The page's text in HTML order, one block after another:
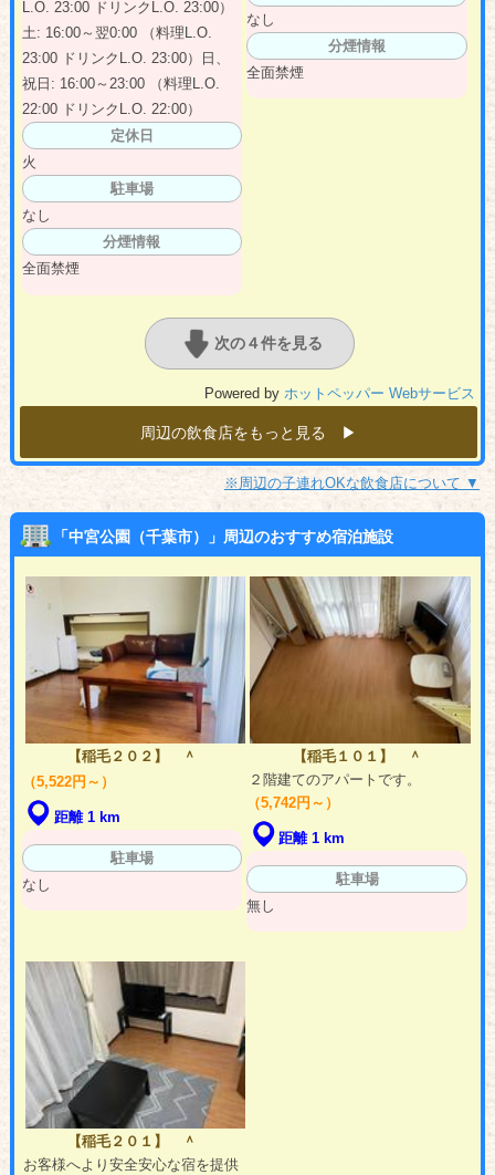
L.O. 23:00 ドリンクL.O. 23:00）
土: 16:00～翌0:00 （料理L.O.
23:00 ドリンクL.O. 23:00）日、
祝日: 16:00～23:00 （料理L.O.
22:00 ドリンクL.O. 22:00）
定休日
火
駐車場
なし
分煙情報
全面禁煙
なし
分煙情報
全面禁煙
次の４件を見る
Powered by ホットペッパー Webサービス
周辺の飲食店をもっと見る ▶︎
※周辺の子連れOKな飲食店について ▼
「中宮公園（千葉市）」周辺のおすすめ宿泊施設
【稲毛２０２】 ＾
（5,522円～）
距離 1 km
駐車場
なし
【稲毛１０１】 ＾
２階建てのアパートです。
（5,742円～）
距離 1 km
駐車場
無し
【稲毛２０１】 ＾
お客様へより安全安心な宿を提供